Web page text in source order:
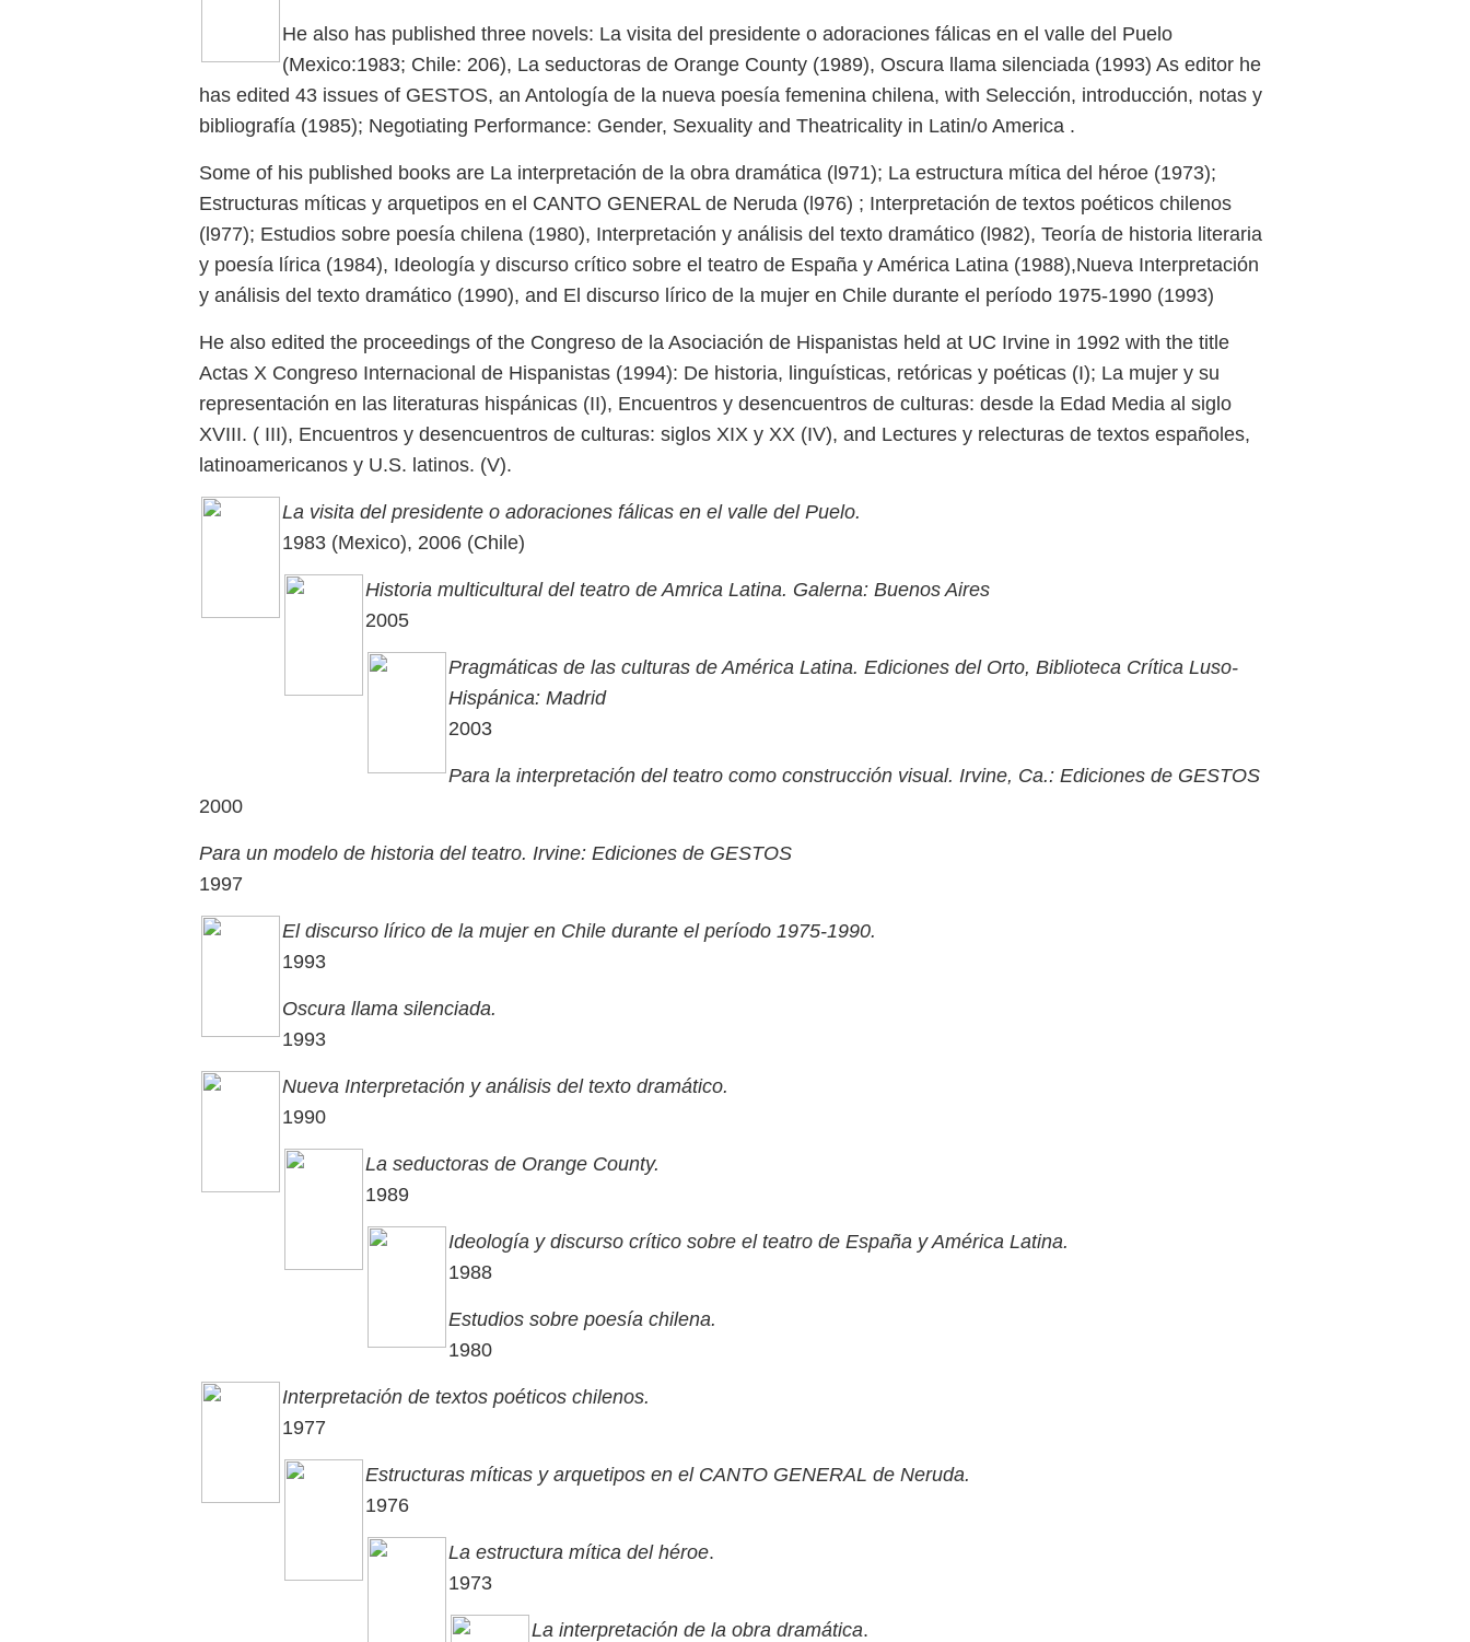
He also has published three novels: La visita del presidente o adoraciones fálicas en el valle del Puelo
(Mexico:1983; Chile: 206), La seductoras de Orange County (1989), Oscura llama silenciada (1993) As editor he
has edited 43 issues of GESTOS, an Antología de la nueva poesía femenina chilena, with Selección, introducción, notas y
bibliografía (1985); Negotiating Performance: Gender, Sexuality and Theatricality in Latin/o America .
Some of his published books are La interpretación de la obra dramática (l971); La estructura mítica del héroe (1973);
Estructuras míticas y arquetipos en el CANTO GENERAL de Neruda (l976) ; Interpretación de textos poéticos chilenos
(l977); Estudios sobre poesía chilena (1980), Interpretación y análisis del texto dramático (l982), Teoría de historia literaria
y poesía lírica (1984), Ideología y discurso crítico sobre el teatro de España y América Latina (1988),Nueva Interpretación
y análisis del texto dramático (1990), and El discurso lírico de la mujer en Chile durante el período 1975-1990 (1993)
He also edited the proceedings of the Congreso de la Asociación de Hispanistas held at UC Irvine in 1992 with the title
Actas X Congreso Internacional de Hispanistas (1994): De historia, linguísticas, retóricas y poéticas (I); La mujer y su
representación en las literaturas hispánicas (II), Encuentros y desencuentros de culturas: desde la Edad Media al siglo
XVIII. ( III), Encuentros y desencuentros de culturas: siglos XIX y XX (IV), and Lectures y relecturas de textos españoles,
latinoamericanos y U.S. latinos. (V).
La visita del presidente o adoraciones fálicas en el valle del Puelo.
1983 (Mexico), 2006 (Chile)
Historia multicultural del teatro de Amrica Latina. Galerna: Buenos Aires
2005
Pragmáticas de las culturas de América Latina. Ediciones del Orto, Biblioteca Crítica Luso-
Hispánica: Madrid
2003
Para la interpretación del teatro como construcción visual. Irvine, Ca.: Ediciones de GESTOS
2000
Para un modelo de historia del teatro. Irvine: Ediciones de GESTOS
1997
El discurso lírico de la mujer en Chile durante el período 1975-1990.
1993
Oscura llama silenciada.
1993
Nueva Interpretación y análisis del texto dramático.
1990
La seductoras de Orange County.
1989
Ideología y discurso crítico sobre el teatro de España y América Latina.
1988
Estudios sobre poesía chilena.
1980
Interpretación de textos poéticos chilenos.
1977
Estructuras míticas y arquetipos en el CANTO GENERAL de Neruda.
1976
La estructura mítica del héroe.
1973
La interpretación de la obra dramática.